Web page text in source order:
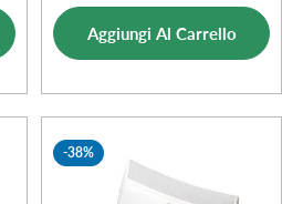
di
vendita
normale
Aggiungi Al Carrello
-38%